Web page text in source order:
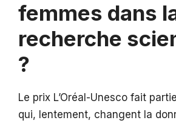
femmes dans
recherche
?
Le prix L’Oréal-Unesco fait
qui, lentement, changent la